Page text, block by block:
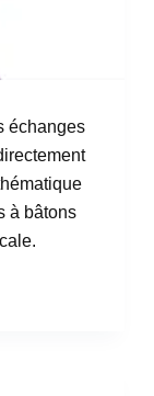
échanges
à bâtons